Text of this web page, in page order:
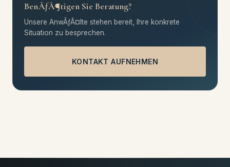
BenÃƒÂ¶tigen Sie Beratung?
Unsere AnwÃƒÂ¤lte stehen bereit, Ihre konkrete
Situation zu besprechen.
KONTAKT AUFNEHMEN